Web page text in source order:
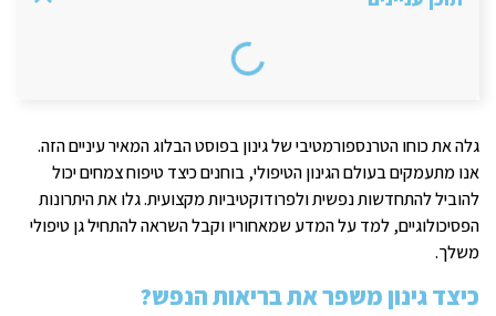
גלה את כוחו הטרנספורמטיבי של גינון בפוסט הבלוג המאיר עיניים הזה.
אנו מתעמקים בעולם הגינון הטיפולי, בוחנים כיצד טיפוח צמחים יכול
להוביל להתחדשות נפשית ולפרודוקטיביות מקצועית. גלו את היתרונות
הפסיכולוגיים, למד על המדע שמאחוריו וקבל השראה להתחיל גן טיפולי
משלך.
כיצד גינון משפר את בריאות הנפש?